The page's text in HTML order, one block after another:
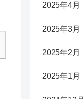
2025年4月
2025年3月
2025年2月
2025年1月